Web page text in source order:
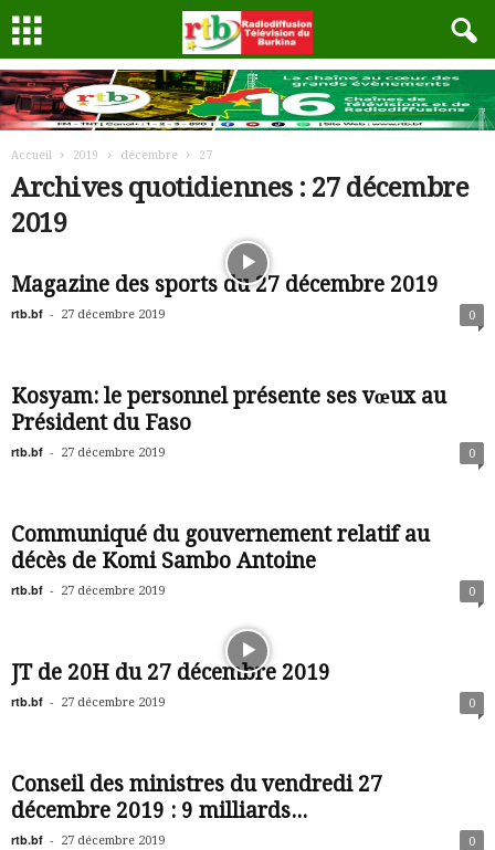
Accueil 2019 décembre 27
Archives quotidiennes : 27 décembre
2019
Magazine des sports du 27 décembre 2019
rtb.bf - 27 décembre 2019 0
Kosyam: le personnel présente ses vœux au
Président du Faso
rtb.bf - 27 décembre 2019 0
Communiqué du gouvernement relatif au
décès de Komi Sambo Antoine
rtb.bf - 27 décembre 2019 0
JT de 20H du 27 décembre 2019
rtb.bf - 27 décembre 2019 0
Conseil des ministres du vendredi 27
décembre 2019 : 9 milliards...
rtb.bf - 27 décembre 2019 0